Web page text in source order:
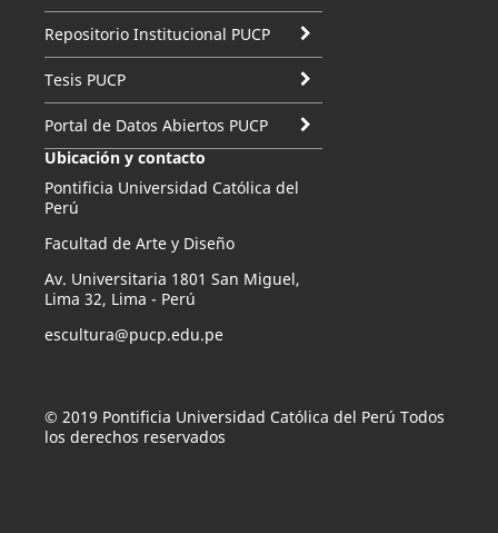
Repositorio Institucional PUCP
Tesis PUCP
Portal de Datos Abiertos PUCP
Ubicación y contacto
Pontificia Universidad Católica del
Perú
Facultad de Arte y Diseño
Av. Universitaria 1801 San Miguel,
Lima 32, Lima - Perú
escultura@pucp.edu.pe
© 2019 Pontificia Universidad Católica del Perú Todos
los derechos reservados